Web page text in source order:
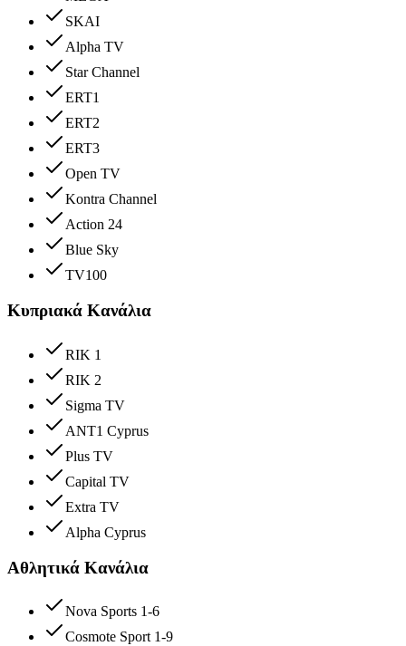
SKAI
Alpha TV
Star Channel
ERT1
ERT2
ERT3
Open TV
Kontra Channel
Action 24
Blue Sky
TV100
Κυπριακά Κανάλια
RIK 1
RIK 2
Sigma TV
ANT1 Cyprus
Plus TV
Capital TV
Extra TV
Alpha Cyprus
Αθλητικά Κανάλια
Nova Sports 1-6
Cosmote Sport 1-9